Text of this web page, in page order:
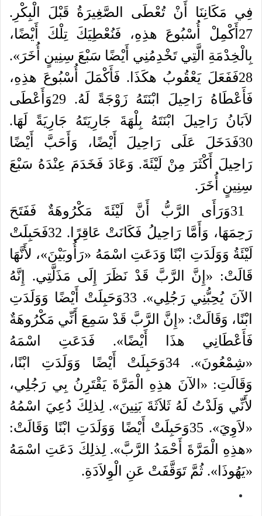
فِي مَكَانِنَا أَنْ تُعْطَى الصَّغِيرَةُ قَبْلَ الْبِكْرِ .
27 أَكْمِلْ أُسْبُوعَ هذِهِ، فَنُعْطِيَكَ تِلْكَ
أَيْضًا،
بِالْخِدْمَةِ
الَّتِي تَخْدِمُنِي أَيْضًا سَبْعَ سِنِينٍ أُخَرَ».
28فَفَعَلَ يَعْقُوبُ هكَذَا . فَأَكْمَلَ أُسْبُوعَ هذِهِ،
فَأَعْطَاهُ رَاحِيلَ ابْنَتَهُ زَوْجَةً لَهُ.
29وَأَعْطَى
لاَبَانُ رَاحِيلَ ابْنَتَهُ بِلْهَةَ جَارِيَتَهُ جَارِيَةً لَهَا.
30فَدَخَلَ عَلَى رَاحِيلَ أَيْضًا، وَأَحَبَّ
أَيْضًا
رَاحِيلَ
أَكْثَرَ مِنْ لَيْئَةَ. وَعَادَ فَخَدَمَ عِنْدَهُ سَبْعَ
سِنِينٍ
أُخَرَ.
31وَرَأَى الرَّبُّ أَنَّ لَيْئَةَ مَكْرُوهَةٌ
فَفَتَحَ
رَحِمَهَا، وَأَمَّا رَاحِيلُ فَكَانَتْ عَاقِرًا .
32فَحَبِلَتْ
لَيْئَةُ وَوَلَدَتِ ابْنًا وَدَعَتِ اسْمَهُ «رَأُوبَيْنَ»، لأَنَّهَا
قَالَتْ: « إِنَّ الرَّبَّ قَدْ نَظَرَ إِلَى مَذَلَّتِي.
إِنَّهُ
الآنَ يُحِبُّنِي رَجُلِي».
33وَحَبِلَتْ أَيْضًا وَوَلَدَتِ
ابْنًا، وَقَالَتْ: « إِنَّ الرَّبَّ قَدْ سَمِعَ أَنِّي مَكْرُوهَةٌ
فَأَعْطَانِي
هذَا أَيْضًا». فَدَعَتِ
اسْمَهُ
«شِمْعُونَ».
34وَحَبِلَتْ أَيْضًا وَوَلَدَتِ
ابْنًا،
وَقَالَتِ: « الآنَ هذِهِ الْمَرَّةَ يَقْتَرِنُ بِي رَجُلِي،
لأَنِّي وَلَدْتُ لَهُ ثَلاَثَةَ بَنِينَ». لِذلِكَ دُعِيَ
اسْمُهُ
«لاَوِيَ».
35وَحَبِلَتْ أَيْضًا وَوَلَدَتِ ابْنًا وَقَالَتْ:
«هذِهِ الْمَرَّةَ أَحْمَدُ الرَّبَّ». لِذلِكَ دَعَتِ
اسْمَهُ
«يَهُوذَا ».ثُمَّ تَوَقَّفَتْ عَنِ الْوِلاَدَةِ.